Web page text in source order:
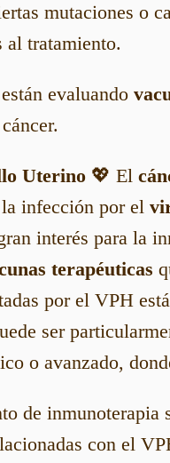
mutaciones o
al tratamiento.
evaluando
Uterino 💖 El
infección por el
interés para la
terapéuticas
por el VPH
ser
o avanzado,
de inmunoterapia
con el